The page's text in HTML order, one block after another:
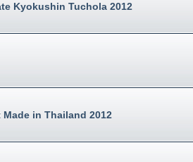
Kyokushin Tuchola 2012
in Thailand 2012